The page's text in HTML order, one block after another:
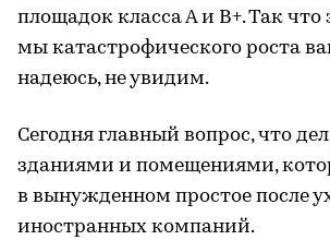
площадок класса А и В+. Так что
мы катастрофического роста
надеюсь, не увидим.
Сегодня главный вопрос, что
зданиями и помещениями,
в вынужденном простое после
иностранных компаний.